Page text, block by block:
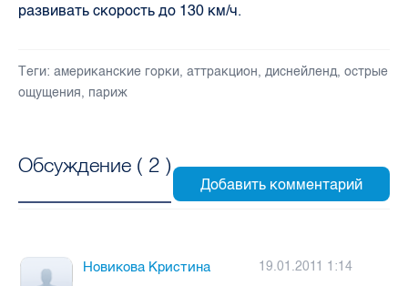
развивать скорость до 130 км/ч.
Теги: американские горки, аттракцион, диснейленд, острые
ощущения, париж
Обсуждение ( 2 )
Новикова Кристина
19.01.2011 1:14